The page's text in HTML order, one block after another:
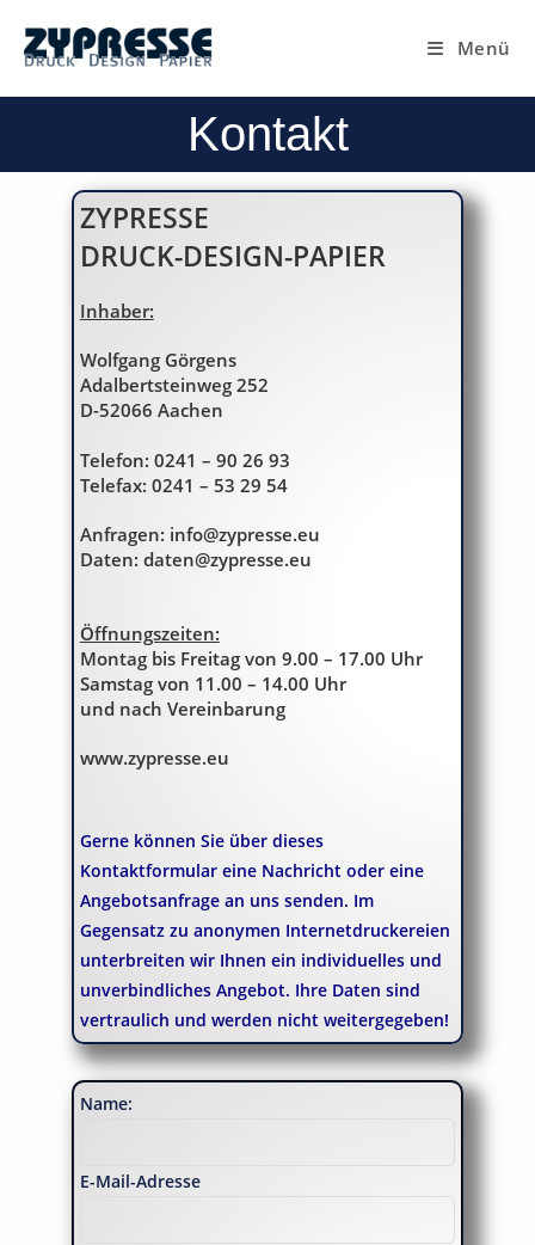
Menü
Kontakt
ZYPRESSE
DRUCK-DESIGN-PAPIER
Inhaber:
Wolfgang Görgens
Adalbertsteinweg 252
D-52066 Aachen
Telefon: 0241 – 90 26 93
Telefax: 0241 – 53 29 54
Anfragen: info@zypresse.eu
Daten: daten@zypresse.eu
Öffnungszeiten:
Montag bis Freitag von 9.00 – 17.00 Uhr
Samstag von 11.00 – 14.00 Uhr
und nach Vereinbarung
www.zypresse.eu
Gerne können Sie über dieses
Kontaktformular eine Nachricht oder eine
Angebotsanfrage an uns senden. Im
Gegensatz zu anonymen Internetdruckereien
unterbreiten wir Ihnen ein individuelles und
unverbindliches Angebot. Ihre Daten sind
vertraulich und werden nicht weitergegeben!
Name:
E-Mail-Adresse